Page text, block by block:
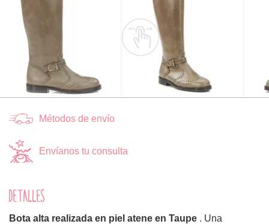
Métodos de envío
Envíanos tu consulta
DETALLES
Bota alta realizada en piel atene en Taupe . Una